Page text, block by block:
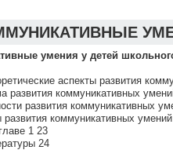
умения у детей
аспекты развития
развития коммуникативных
развития коммуникативных
коммуникативных
1 23
24